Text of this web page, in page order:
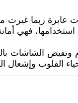
عابرة ربما
فهي
الشاشات
القلوب وإشعال